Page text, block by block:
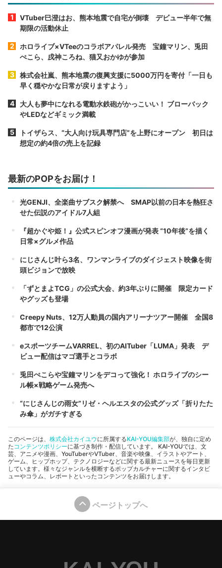
VTuber巳澄はお、熊本地震で自宅が倒壊 デビュー半年で無
期限の活動休止
ホロライブ×VTeeのコラボアパレル発売 宝鐘マリン、兎田
ぺこら、戌神ころね、猫又おかゆが参加
株式会社嵐、熊本地震の復興支援に5000万円を寄付「一日も
早く穏やかな日常が戻りますよう」
大人も夢中になれる電動水鉄砲がかっこいい！ ブローバック
やLEDなどギミック満載
トイザらス、“大人向け玩具専門店”を上野にオープン 初日は
想定の約4倍の売上を記録
最新のPOPをお届け！
光GENJI、全楽曲サブスク解禁へ SMAP以前の日本を熱狂さ
せた伝説のアイドル7人組
『超かぐや姫！』公式スピンオフ漫画が発表 “10年後”を描く
日常×グルメ作品
にじさんじ叶ら3名、ワンマンライブのダイジェスト映像を街
頭ビジョンで放映
「ずとまよTCG」の公式大会、約3年ぶりに開催 限定カード
やグッズも登場
Creepy Nuts、12万人動員の国内アリーナツアー開催 全国8
都市で12公演
eスポーツチームVARREL、初のAITuber「LUMA」発表 デ
ビュー配信はマゴ選手とコラボ
兎田ぺこらや宝鐘マリンをデコって強化！ ホロライブのシー
ル帳×戦略ゲーム発売へ
“にじさんじの雨女”リゼ・ヘルエスタの公式グッズ「折りたた
み傘」がガチすぎる
このページは、 株式会社カイユウに所属するKAI-YOU編集部が、独自に定め
た コンテンツポリシーに基づき制作・配信しています。 KAI-YOUでは、文
芸、アニメや漫画、YouTuberやVTuber、音楽や映像、イラストやアート、
ゲーム、ヒップホップ、テクノロジーなどに関する最新ニュースを毎日更新
しています。様々なジャンルを横断するポップカルチャーに関するインタビ
ューやコラム、レポートといったコンテンツをお届けします。
ページトップへ